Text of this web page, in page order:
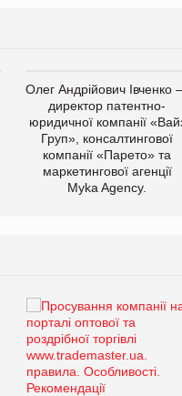
Олег Андрійович Івченко
директор патентно-
юридичної компанії
Груп», консалтингової
компанії «Парето» та
маркетингової агенції
Myka Agency.